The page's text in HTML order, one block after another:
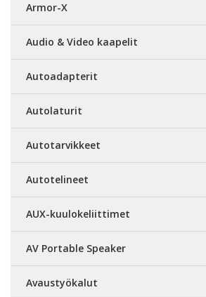
Armor-X
Audio & Video kaapelit
Autoadapterit
Autolaturit
Autotarvikkeet
Autotelineet
AUX-kuulokeliittimet
AV Portable Speaker
Avaustyökalut